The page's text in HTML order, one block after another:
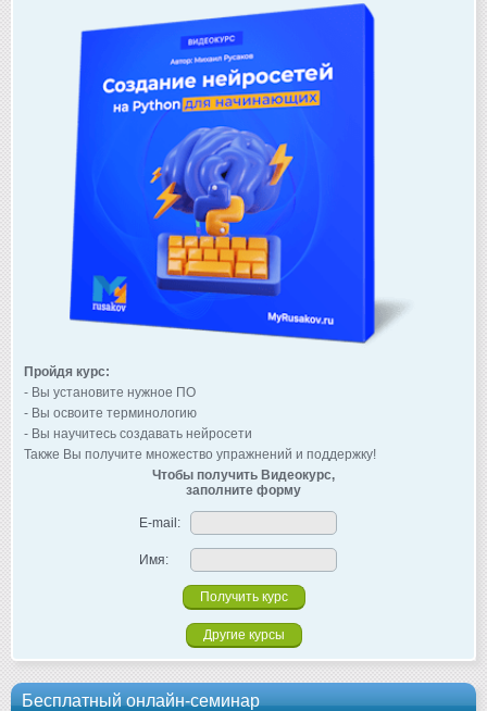
Пройдя курс:
- Вы установите нужное ПО
- Вы освоите терминологию
- Вы научитесь создавать нейросети
Также Вы получите множество упражнений и поддержку!
Чтобы получить Видеокурс,
заполните форму
E-mail:
Имя:
Другие курсы
Бесплатный онлайн-семинар